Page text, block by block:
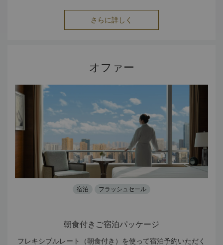
さらに詳しく
オファー
宿泊 フラッシュセール
朝食付きご宿泊パッケージ
フレキシブルレート（朝食付き）を使って宿泊予約いただく